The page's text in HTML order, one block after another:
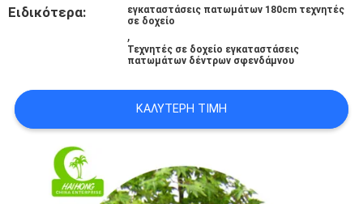
ΕΙΔΉΣΕΙΣ
ΖΗΤΉΣΤΕ
ΠΡΟΣΦΟΡΆ
Ειδικότερα:
εγκαταστάσεις πατωμάτων 180cm τεχνητές
σε δοχείο
,
Τεχνητές σε δοχείο εγκαταστάσεις
πατωμάτων δέντρων σφενδάμνου
ΚΑΛΎΤΕΡΗ ΤΙΜΉ